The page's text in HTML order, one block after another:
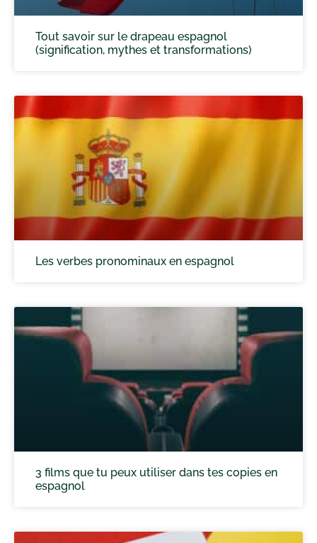
Tout savoir sur le drapeau espagnol
(signification, mythes et transformations)
Les verbes pronominaux en espagnol
3 films que tu peux utiliser dans tes copies en
espagnol